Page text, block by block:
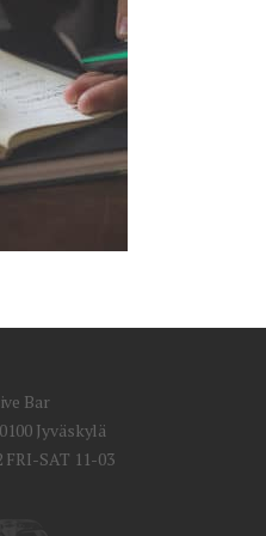
Bar
Jyväskylä
FRI-SAT 11-03